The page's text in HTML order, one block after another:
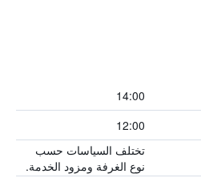
14:00
12:00
تختلف السياسات حسب
نوع الغرفة ومزود الخدمة.